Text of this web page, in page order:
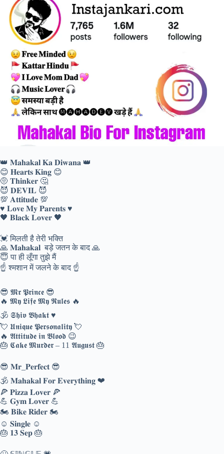
👑 𝐌𝐚𝐡𝐚𝐤𝐚𝐥 𝐊𝐚 𝐃𝐢𝐰𝐚𝐧𝐚 👑
😊 𝐇𝐞𝐚𝐫𝐭𝐬 𝐊𝐢𝐧𝐠 😊
🤨 𝐓𝐡𝐢𝐧𝐤𝐞𝐫 🤔
😈 𝐃𝐄𝐕𝐈𝐋 😈
💯 𝐀𝐭𝐭𝐢𝐭𝐮𝐝𝐞 💯
♥️ 𝐋𝐨𝐯𝐞 𝐌𝐲 𝐏𝐚𝐫𝐞𝐧𝐭𝐬 ♥️
🖤 𝐁𝐥𝐚𝐜𝐤 𝐋𝐨𝐯𝐞𝐫 🖤
💓 मिलती है तेरी भक्ति
🙏 𝐌𝐚𝐡𝐚𝐤𝐚𝐥 बड़े जतन के बाद 🙏
😇 पा ही लूँगा तुझे मैं
☝️ श्मशान में जलने के बाद ☝️
😎 𝕸𝖗 𝕻𝖗𝖎𝖓𝖈𝖊 😎
🔥 𝕸𝖞 𝕷𝖎𝖋𝖊 𝕸𝖞 𝕽𝖚𝖑𝖊𝖘 🔥
🕉️ 𝕾𝖍𝖎𝖛 𝕭𝖍𝖆𝖐𝖙 ♥️
💘 𝖀𝖓𝖎𝖖𝖚𝖊 𝕻𝖊𝖗𝖘𝖔𝖓𝖆𝖑𝖎𝖙𝖞 💘
🔥 𝕬𝖙𝖙𝖎𝖙𝖚𝖉𝖊 𝖎𝖓 𝕭𝖑𝖔𝖔𝖉 😉
🎂 𝕮𝖆𝖐𝖊 𝕸𝖚𝖗𝖉𝖊𝖗 – 11 𝕬𝖚𝖌𝖚𝖘𝖙 🎂
😎 𝐌𝐫_𝐏𝐞𝐫𝐟𝐞𝐜𝐭 😎
🕉️ 𝐌𝐚𝐡𝐚𝐤𝐚𝐥 𝐅𝐨𝐫 𝐄𝐯𝐞𝐫𝐲𝐭𝐡𝐢𝐧𝐠 ❤
🍕 𝐏𝐢𝐳𝐳𝐚 𝐋𝐨𝐯𝐞𝐫 🍕
💪 𝐆𝐲𝐦 𝐋𝐨𝐯𝐞𝐫 💪
🏍️ 𝐁𝐢𝐤𝐞 𝐑𝐢𝐝𝐞𝐫 🏍️
☺️ 𝐒𝐢𝐧𝐠𝐥𝐞 ☺️
🎂 𝟏𝟑 𝐒𝐞𝐩 🎂